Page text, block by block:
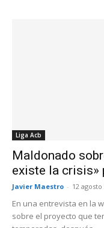
Liga Acb
Maldonado
existe la crisis»
Javier Maestro - 12 agosto
En una entrevista en la
sobre el proyecto que